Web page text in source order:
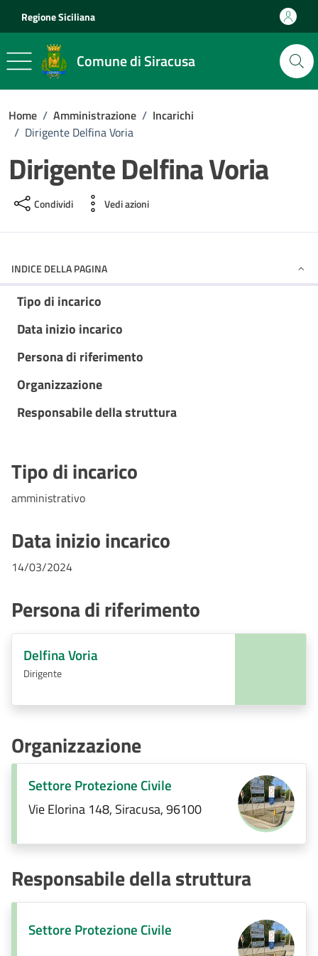
Regione Siciliana
Comune di Siracusa
Home / Amministrazione / Incarichi
/ Dirigente Delfina Voria
Dirigente Delfina Voria
Condividi Vedi azioni
INDICE DELLA PAGINA
Tipo di incarico
Data inizio incarico
Persona di riferimento
Organizzazione
Responsabile della struttura
Tipo di incarico
amministrativo
Data inizio incarico
14/03/2024
Persona di riferimento
Delfina Voria
Dirigente
Organizzazione
Settore Protezione Civile
Vie Elorina 148, Siracusa, 96100
Responsabile della struttura
Settore Protezione Civile